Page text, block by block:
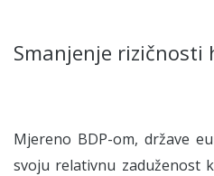
Smanjenje rizičnosti
Mjereno BDP-om, države
svoju relativnu zaduženost